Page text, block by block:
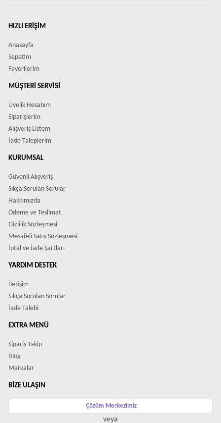
HIZLI ERIŞIM
Anasayfa
Sepetim
Favorilerim
MÜŞTERI SERVISI
Üyelik Hesabım
Siparişlerim
Alışveriş Listem
İade Taleplerim
KURUMSAL
Güvenli Alışveriş
Sıkça Sorulan Sorular
Hakkımızda
Ödeme ve Teslimat
Gizlilik Sözleşmesi
Mesafeli Satış Sözleşmesi
İptal ve İade Şartları
YARDIM DESTEK
İletişim
Sıkça Sorulan Sorular
İade Talebi
EXTRA MENÜ
Sipariş Takip
Blog
Markalar
BIZE ULAŞIN
Çözüm Merkezimiz
veya